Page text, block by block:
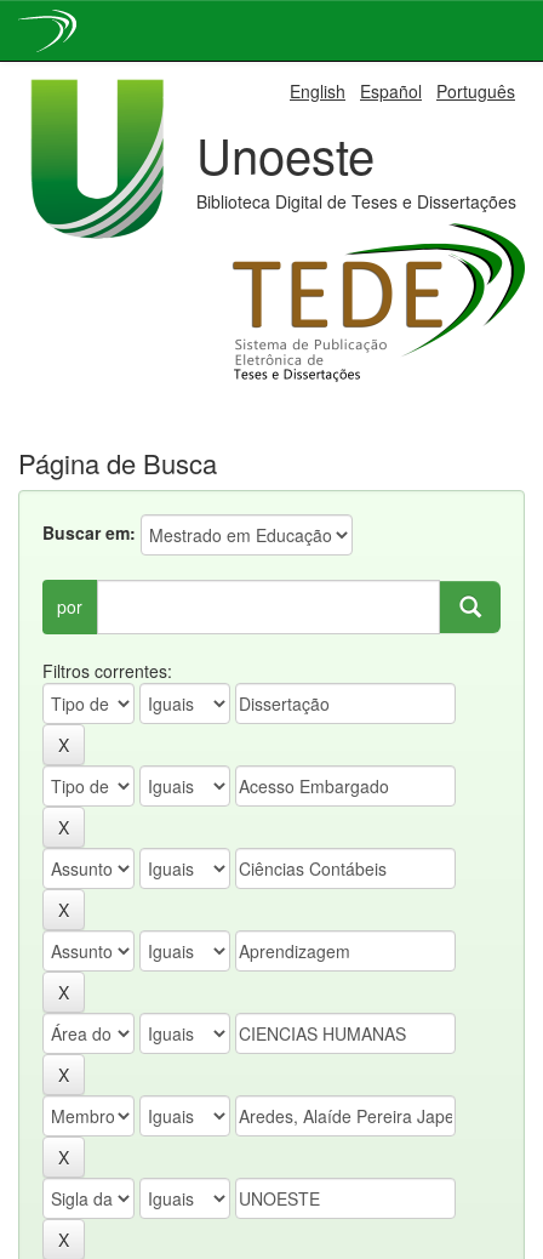
English Español Português
Unoeste
Biblioteca Digital de Teses e Dissertações
Página de Busca
Buscar em:
por
Filtros correntes: